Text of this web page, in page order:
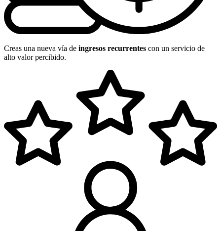
Creas una nueva vía de ingresos recurrentes con un servicio de
alto valor percibido.